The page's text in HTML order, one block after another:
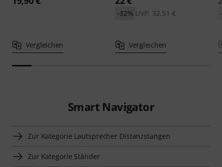
Vergleichen
UVP: 32,51 €
-32%
Vergleichen
Smart Navigator
Zur Kategorie Lautsprecher Distanzstangen
Zur Kategorie Ständer